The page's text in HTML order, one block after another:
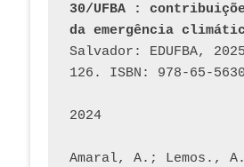
30/UFBA :
da emergência
Salvador: EDUFBA,
126. ISBN: 978-65-
2024
Amaral, A.; Lemos.,